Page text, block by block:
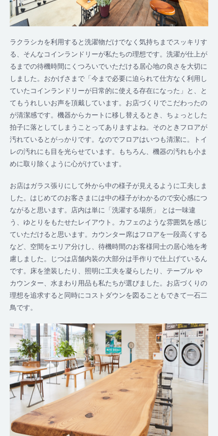
ラクラシカを利用すると洗濯物だけでなく気持ちまでスッキリす
る、そんなコインランドリーが私たちの理想です。洗濯が仕上が
るまでの待機時間にくつろいでいただける居心地の良さを大切に
しました。おかげさまで「今まで必要に迫られて仕方なく利用し
ていたコインランドリーが日常的に使える存在になった」と、と
てもうれしいお声を頂戴しています。お店づくりでこだわったの
が清潔感です。機器からカートに移し替えるとき、ちょっとした
拍子に落としてしまうことってありますよね。そのときフロアが
汚れているとがっかりです。なのでフロアはいつも清潔に。トイ
レの汚れにも目を光らせています。もちろん、機器の汚れも小ま
めに取り除くように心がけています。
お店はガラス張りにして外から中の様子が見えるように工夫しま
した。はじめてのお客さまには中の様子がわかるので安心感につ
ながると思います。店内は単に「洗濯する場所」 とは一味違
う、ゆとりをもたせたレイアウト。カフェのような雰囲気を感じ
ていただけると思います。カウンター席はフロアを一段高くする
など、空間をエリア分けし、待機時間のお客様同士の居心地を考
慮しました。じつは店舗内装の大部分は手作りで仕上げているん
です。床を塗装したり、照明に工夫を凝らしたり、テーブル や
カウンター、水まわり用品も私たちが選びました。お店づくりの
理想を追求すると同時にコストダウンを図ることもできて一石二
鳥です。